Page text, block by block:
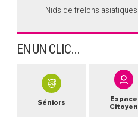
Nids de frelons asiatiques
EN UN CLIC...
Séniors
Espace
Citoyen